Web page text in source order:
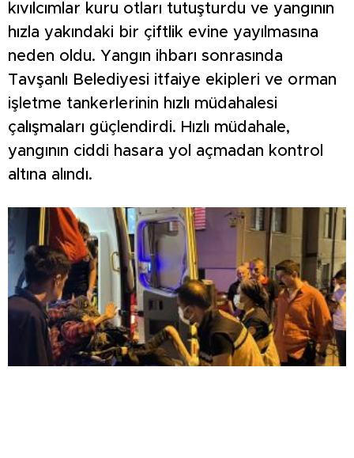
kıvılcımlar kuru otları tutuşturdu ve yangının
hızla yakındaki bir çiftlik evine yayılmasına
neden oldu. Yangın ihbarı sonrasında
Tavşanlı Belediyesi itfaiye ekipleri ve orman
işletme tankerlerinin hızlı müdahalesi
çalışmaları güçlendirdi. Hızlı müdahale,
yangının ciddi hasara yol açmadan kontrol
altına alındı.